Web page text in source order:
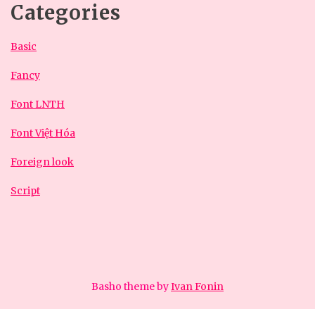
Categories
Basic
Fancy
Font LNTH
Font Việt Hóa
Foreign look
Script
Basho theme byIvan Fonin